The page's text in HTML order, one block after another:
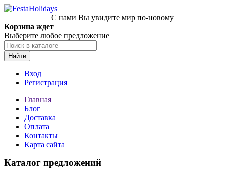
С нами Вы увидите мир по-новому
Корзина ждет
Выберите любое предложение
Найти
Вход
Регистрация
Главная
Блог
Доставка
Оплата
Контакты
Карта сайта
Каталог предложений